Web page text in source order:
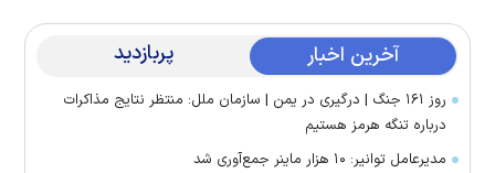
آخرین اخبار پربازدید
روز ۱۶۱ جنگ | درگیری در یمن | سازمان ملل: منتظر نتایج مذاکرات
درباره تنگه هرمز هستیم
مدیرعامل توانیر: ۱۰ هزار ماینر جمع‌آوری شد